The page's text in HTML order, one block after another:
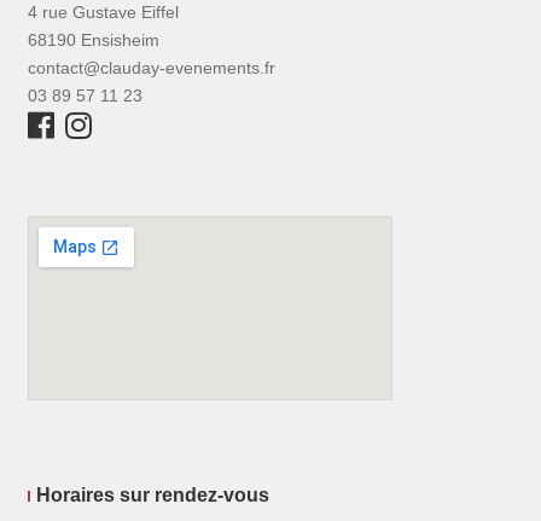
4 rue Gustave Eiffel
68190 Ensisheim
contact@clauday-evenements.fr
03 89 57 11 23
Horaires sur rendez-vous